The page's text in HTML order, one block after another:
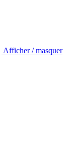
Afficher / masquer